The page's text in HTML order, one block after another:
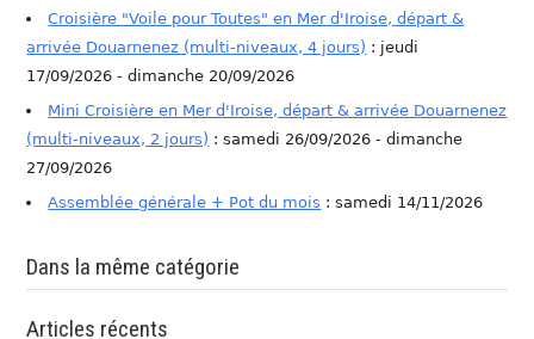
Croisière "Voile pour Toutes" en Mer d'Iroise, départ &
arrivée Douarnenez (multi-niveaux, 4 jours) : jeudi
17/09/2026 - dimanche 20/09/2026
Mini Croisière en Mer d'Iroise, départ & arrivée Douarnenez
(multi-niveaux, 2 jours) : samedi 26/09/2026 - dimanche
27/09/2026
Assemblée générale + Pot du mois : samedi 14/11/2026
Dans la même catégorie
Articles récents